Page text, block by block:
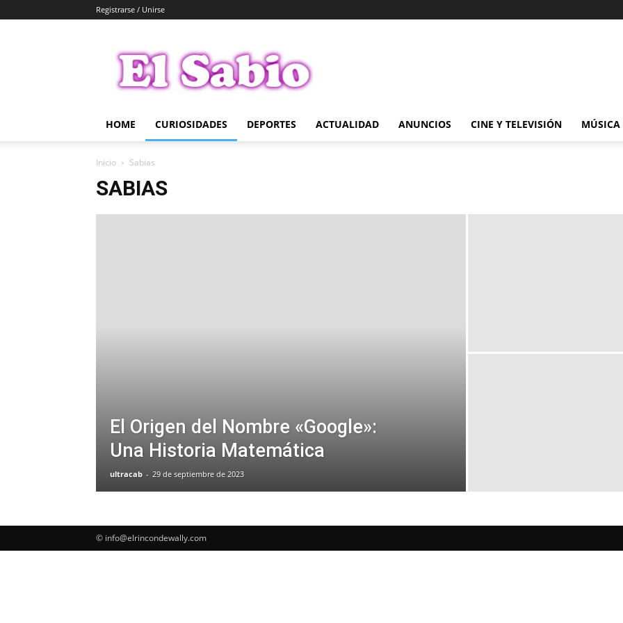
Registrarse / Unirse
Sabio
HOME CURIOSIDADES DEPORTES ACTUALIDAD ANUNCIOS CINE Y TELEVISIÓN MÚSICA
Inicio Sabias
SABIAS
El Origen del Nombre «Google»:
Una Historia Matemática
ultracab - 29 de septiembre de 2023
© info@elrincondewally.com